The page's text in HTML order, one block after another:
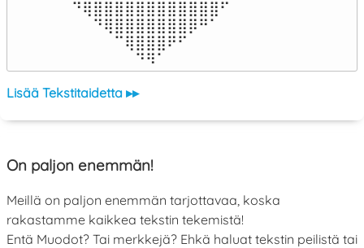
⠀⠙⢿⣿⣿⣿⣿⣿⣿⣿⣿⣿⣿⣿⣿⠋⠀
⠀⠀⠀⠙⢿⣿⣿⣿⣿⣿⣿⣿⡿⠛⠁⠀⠀
⠀⠀⠀⠀⠀⠉⢿⣿⣿⣿⠟⠋⠀⠀⠀⠀⠀
⠀⠀⠀⠀⠀⠀⠀⠙⠻⠁⠀⠀⠀⠀⠀⠀⠀⠀⠀⠀⠀⠀⠀
Lisää Tekstitaidetta ▸▸
On paljon enemmän!
Meillä on paljon enemmän tarjottavaa, koska
rakastamme kaikkea tekstin tekemistä!
Entä Muodot? Tai merkkejä? Ehkä haluat tekstin peilistä tai